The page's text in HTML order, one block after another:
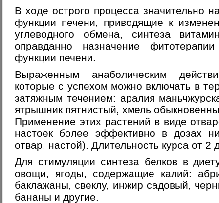
В ходе острого процесса значительно
функции печени, приводящие к
углеводного обмена, синтеза
оправданно назначение
функции печени.
Выраженным анаболическим
которые с успехом можно включать в
затяжным течением: аралия
ятрышник пятнистый, хмель
Применение этих растений в виде
настоек более эффективно в дозах
отвар, настой). Длительность курса от 2
Для стимуляции синтеза белков в
овощи, ягоды, содержащие калий:
баклажаны, свеклу, инжир садовый,
бананы и другие.